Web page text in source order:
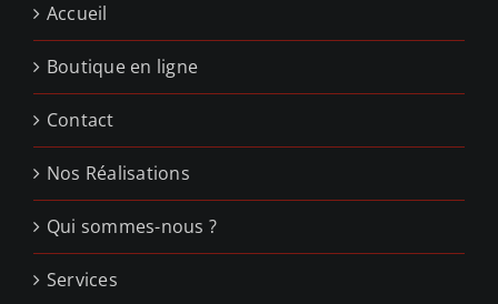
Accueil
Boutique en ligne
Contact
Nos Réalisations
Qui sommes-nous ?
Services